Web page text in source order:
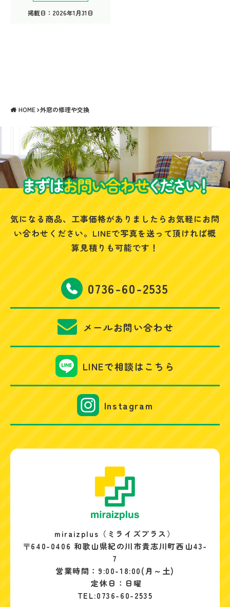
掲載日：2026年1月31日
HOME 外窓の修理や交換
気になる商品、工事価格がありましたらお気軽にお問
い合わせください。 LINEで写真を送って頂ければ概
算見積りも可能です！
0736-60-2535
メールお問い合わせ
LINEで相談はこちら
Instagram
miraizplus（ミライズプラス）
〒640-0406 和歌山県紀の川市貴志川町西山43-
7
営業時間：9:00-18:00(月～土)
定休日：日曜
TEL:0736-60-2535